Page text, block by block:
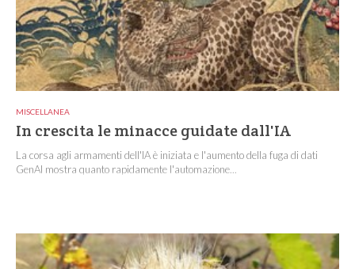
MISCELLANEA
In crescita le minacce guidate dall'IA
La corsa agli armamenti dell'IA è iniziata e l'aumento della fuga di dati
GenAI mostra quanto rapidamente l'automazione...